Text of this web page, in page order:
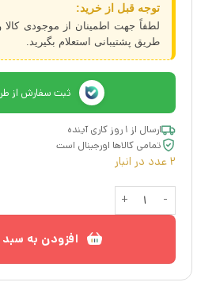
توجه قبل از خرید:
لطفاً جهت اطمینان از موجودی کالا
طریق پشتیبانی استعلام بگیرید.
ثبت سفارش از
ارسال از ۱ روز کاری آینده
تمامی کالاها اورجینال است
2 عدد در انبار
کاسه بامبو قطر 12 سانتی متر ایکیا BLANDA عدد
افزودن به سبد